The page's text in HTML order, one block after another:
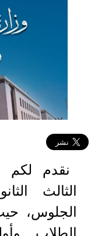
نقدم لكم
الجلوس،
الطلاب